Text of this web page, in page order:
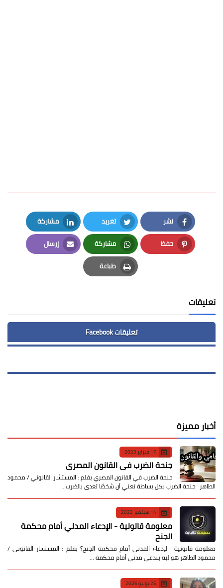
نشر
Facebook
تغريد
Twitter
مشاركة
LinkedIn
حفظ
Pinterest
مشاركة
Whatsapp
إرسال
Email
طباعة
Print
تعليقات
تعليقات Facebook
أخبار مميزة
17 فبراير 2023
جنحة الضرب في القانون المصري
جنحة الضرب في القانون المصري بقلم : المستشار القانوني / محمود
الطاهر جنحة الضرب بكل بساطة تعني أن شخصًا تعدى بالضرب…
14 سبتمبر 2022
معلومة قانونية - الإدعاء المدني أمام محكمة
الجنح
معلومة قانونية الإدعاء المدني أمام محكمة الجنح؟ بقلم : المستشار القانوني /
محمود الطاهر هو ليه بندعي مدني أمام محكمة …
25 يوليو 2026